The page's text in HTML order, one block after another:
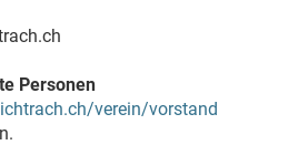
Personen
verein/vorstand